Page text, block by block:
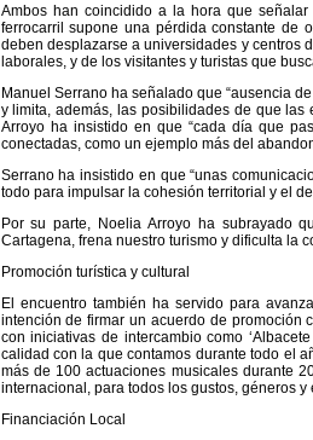
Ambos han coincidido a la hora que
ferrocarril supone una pérdida constante de
deben desplazarse a universidades y centros
laborales, y de los visitantes y turistas que
Manuel Serrano ha señalado que “ausencia
y limita, además, las posibilidades de que las
Arroyo ha insistido en que “cada día que
conectadas, como un ejemplo más del
Serrano ha insistido en que “unas
todo para impulsar la cohesión territorial y el
Por su parte, Noelia Arroyo ha subrayado
Cartagena, frena nuestro turismo y dificulta la
Promoción turística y cultural
El encuentro también ha servido para
intención de firmar un acuerdo de promoción
con iniciativas de intercambio como
calidad con la que contamos durante todo el
más de 100 actuaciones musicales durante
internacional, para todos los gustos, géneros y
Financiación Local